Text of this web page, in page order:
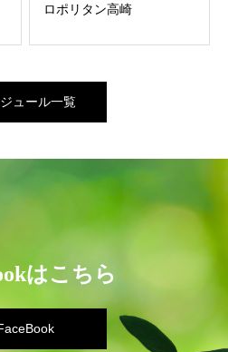
ロポリタン高崎
ュール一覧
はこちら